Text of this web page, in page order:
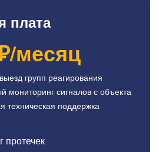
плата
месяц
групп реагирования
мониторинг сигналов с объекта
техническая поддержка
протечек